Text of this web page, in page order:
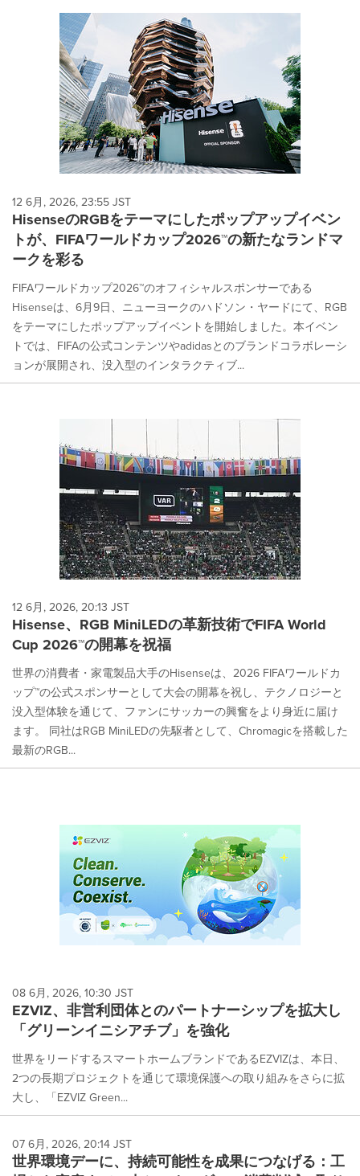
12 6月, 2026, 23:55 JST
HisenseのRGBをテーマにしたポップアップイベン
トが、FIFAワールドカップ2026™の新たなランドマ
ークを彩る
FIFAワールドカップ2026™のオフィシャルスポンサーである
Hisenseは、6月9日、ニューヨークのハドソン・ヤードにて、RGB
をテーマにしたポップアップイベントを開始しました。本イベン
トでは、FIFAの公式コンテンツやadidasとのブランドコラボレーシ
ョンが展開され、没入型のインタラクティブ...
12 6月, 2026, 20:13 JST
Hisense、RGB MiniLEDの革新技術でFIFA World
Cup 2026™の開幕を祝福
世界の消費者・家電製品大手のHisenseは、2026 FIFAワールドカ
ップ™の公式スポンサーとして大会の開幕を祝し、テクノロジーと
没入型体験を通じて、ファンにサッカーの興奮をより身近に届け
ます。 同社はRGB MiniLEDの先駆者として、Chromagicを搭載した
最新のRGB...
08 6月, 2026, 10:30 JST
EZVIZ、非営利団体とのパートナーシップを拡大し
「グリーンイニシアチブ」を強化
世界をリードするスマートホームブランドであるEZVIZは、本日、
2つの長期プロジェクトを通じて環境保護への取り組みをさらに拡
大し、「EZVIZ Green...
07 6月, 2026, 20:14 JST
世界環境デーに、持続可能性を成果につなげる：工